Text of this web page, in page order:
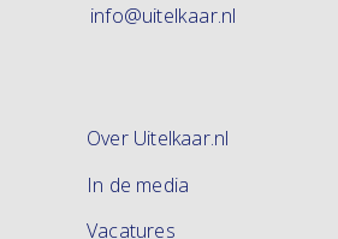
info@uitelkaar.nl
Over Uitelkaar.nl
In de media
Vacatures